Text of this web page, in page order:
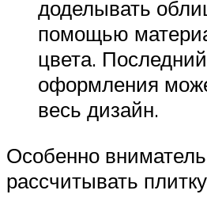
доделывать
помощью
цвета.
оформления
весь дизайн.
Особенно
рассчитывать